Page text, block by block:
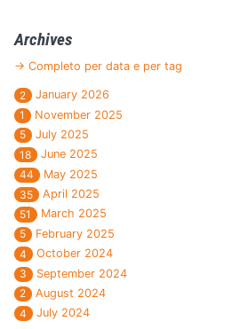
Archives
→ Completo per data e per tag
2
January 2026
1
November 2025
5
July 2025
18
June 2025
44
May 2025
35
April 2025
51
March 2025
5
February 2025
4
October 2024
3
September 2024
2
August 2024
4
July 2024